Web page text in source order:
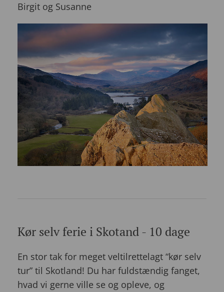
Birgit og Susanne
Kør selv ferie i Skotand - 10 dage
En stor tak for meget veltilrettelagt “kør selv
tur” til Skotland! Du har fuldstændig fanget,
hvad vi gerne ville se og opleve, og